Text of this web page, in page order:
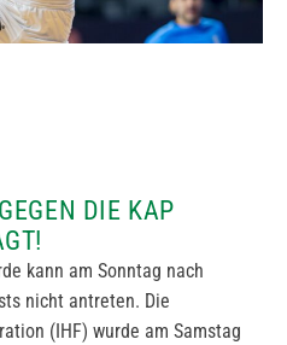
DIE KAP
kann am Sonntag nach
nicht antreten. Die
(IHF) wurde am Samstag